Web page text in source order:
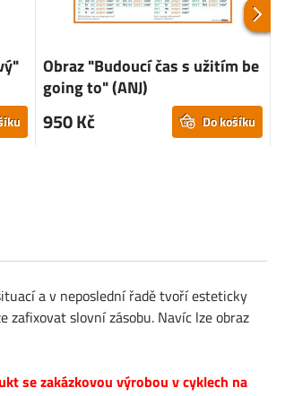
Obraz "Budoucí čas s užitím be
going to" (ANJ)
950 Kč Do košíku
a v neposlední řadě tvoří esteticky
slovní zásobu. Navíc lze obraz
se zakázkovou výrobou v cyklech na